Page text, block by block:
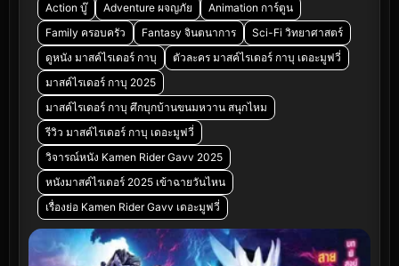
Action บู๊ Adventure ผจญภัย
Animation การ์ตูน
Family ครอบครัว
Fantasy จินตนาการ
Sci-Fi วิทยาศาสตร์
ดูหนัง มาสค์ไรเดอร์ กาบุ
ตัวละคร มาสค์ไรเดอร์ กาบุ เดอะมูฟวี่
มาสค์ไรเดอร์ กาบุ 2025
มาสค์ไรเดอร์ กาบุ ศึกบุกบ้านขนมหวาน สนุกไหม
รีวิว มาสค์ไรเดอร์ กาบุ เดอะมูฟวี่
วิจารณ์หนัง Kamen Rider Gavv 2025
หนังมาสค์ไรเดอร์ 2025 เข้าฉายวันไหน
เรื่องย่อ Kamen Rider Gavv เดอะมูฟวี่